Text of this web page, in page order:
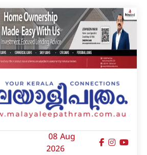
08 Aug
2026